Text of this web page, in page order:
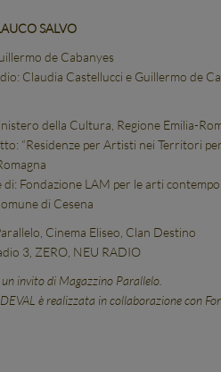
SALVO
de Cabanyes
Claudia Castellucci e Guillermo de
della Cultura, Regione Emilia-
“Residenze per Artisti nei Territori
di: Fondazione LAM per le arti
di Cesena
Cinema Eliseo, Clan Destino
3, ZERO, NEU RADIO
invito di Magazzino Parallelo.
DEVAL è realizzata in collaborazione con